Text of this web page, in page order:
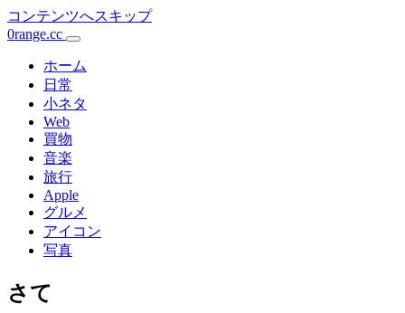
コンテンツへスキップ
メ
ン
0range.cc
ホーム
日常
小ネタ
Web
買物
音楽
旅行
Apple
グルメ
アイコン
写真
さて